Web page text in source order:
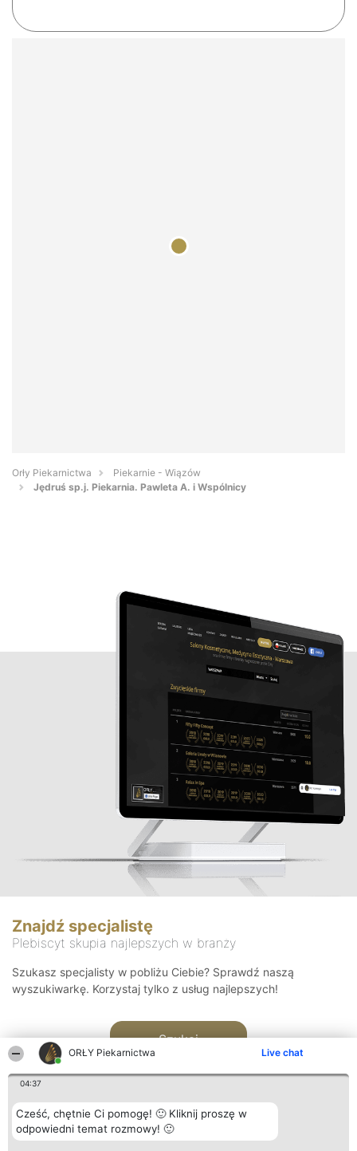
ORŁY Piekarnictwa Live chat
04:37
Cześć, chętnie Ci pomogę! 🙂 Kliknij proszę w
odpowiedni temat rozmowy! 🙂
Orły Piekarnictwa
Piekarnie - Wiązów
Jędruś sp.j. Piekarnia. Pawleta A. i Wspólnicy
Znajdź specjalistę
Plebiscyt skupia najlepszych w branży
Szukasz specjalisty w pobliżu Ciebie? Sprawdź naszą
wyszukiwarkę. Korzystaj tylko z usług najlepszych!
Szukaj